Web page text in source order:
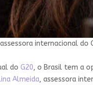
internacional
do G20, o Brasil tem a
Almeida, assessora